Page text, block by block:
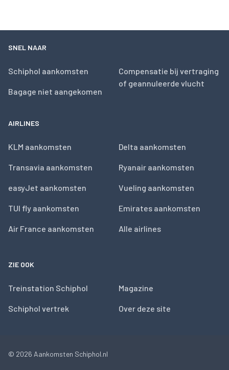
SNEL NAAR
Schiphol aankomsten
Bagage niet aangekomen
Compensatie bij vertraging
of geannuleerde vlucht
AIRLINES
KLM aankomsten
Transavia aankomsten
easyJet aankomsten
TUI fly aankomsten
Air France aankomsten
Delta aankomsten
Ryanair aankomsten
Vueling aankomsten
Emirates aankomsten
Alle airlines
ZIE OOK
Treinstation Schiphol
Schiphol vertrek
Magazine
Over deze site
© 2026 Aankomsten Schiphol.nl